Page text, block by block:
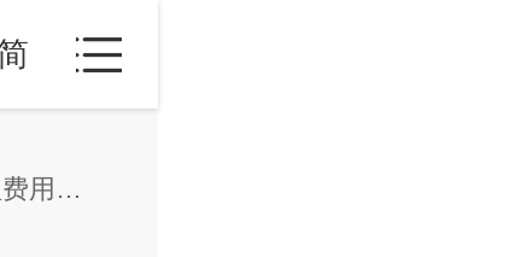
瓦努阿图永居中介哪家好？办理费用、权益说明与靠谱移民公司参考